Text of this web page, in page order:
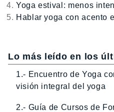
Yoga estival: menos
Hablar yoga con acento
Lo más leído en los
1.- Encuentro de Yoga
visión integral del yoga
2.- Guía de Cursos de